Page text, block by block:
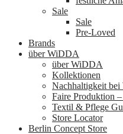
Sale
Sale
Pre-Loved
Brands
über WiDDA
über WiDDA
Kollektionen
Nachhaltigkeit
Faire Produktion
Textil & Pflege
Store Locator
Berlin Concept Store